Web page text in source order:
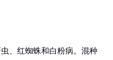
、红蜘蛛和白粉病。混种